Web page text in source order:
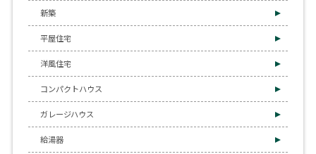
新築
平屋住宅
洋風住宅
コンパクトハウス
ガレージハウス
給湯器